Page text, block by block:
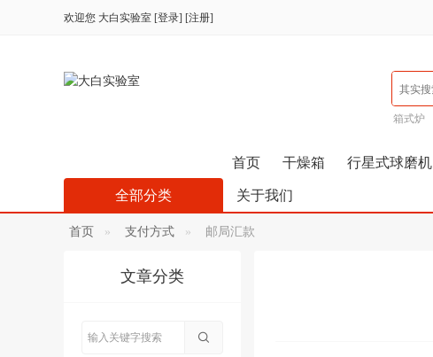
欢迎您 大白实验室 [登录] [注册]
箱式炉
首页 干燥箱 行星式球磨机
关于我们
全部分类
首页 支付方式 邮局汇款
文章分类